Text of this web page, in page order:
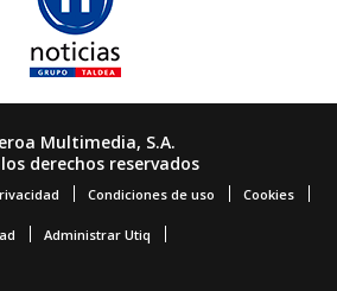
Multimedia, S.A.
derechos reservados
Condiciones de uso Cookies
Administrar Utiq